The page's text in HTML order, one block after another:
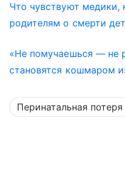
Что чувствуют
родителям о смерти
«Не помучаешься — не
становятся кошмаром
Перинатальная потеря